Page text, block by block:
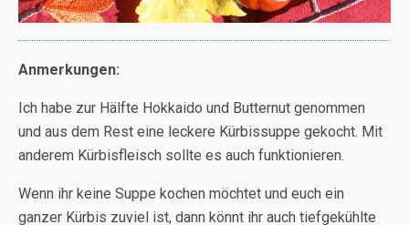
Anmerkungen:
Ich habe zur Hälfte Hokkaido und Butternut genommen
und aus dem Rest eine leckere Kürbissuppe gekocht. Mit
anderem Kürbisfleisch sollte es auch funktionieren.
Wenn ihr keine Suppe kochen möchtet und euch ein
ganzer Kürbis zuviel ist, dann könnt ihr auch tiefgekühlte